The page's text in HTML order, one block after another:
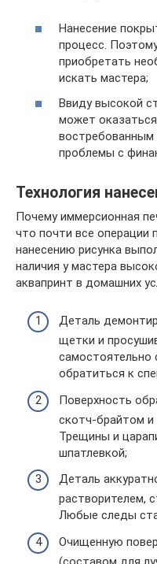
Нанесение
процесс.
приобретать
искать мастера;
Ввиду высокой
может
проблемы с
Технология
Почему иммерсионная
что почти все операции
нанесению рисунка
наличия у мастера
аквапринт в домашних
Деталь
щетки и
самостоятельно
обратиться к
Поверхность
скотч-брайтом
Трещины и
шпатлевкой;
Деталь
растворителем,
Любые следы
Очищенную